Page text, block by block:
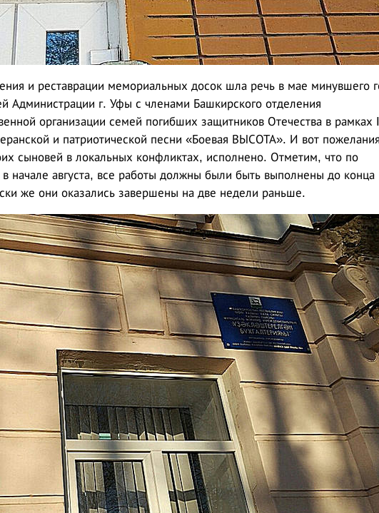
и реставрации мемориальных досок шла речь в мае минувшего
Администрации г. Уфы с членами Башкирского отделения
организации семей погибших защитников Отечества в рамках
и патриотической песни «Боевая ВЫСОТА». И вот
сыновей в локальных конфликтах, исполнено. Отметим, что по
начале августа, все работы должны были быть выполнены до конца
же они оказались завершены на две недели раньше.